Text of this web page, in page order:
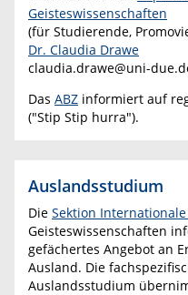
Geisteswissenschaften
(für Studierende,
Dr. Claudia Drawe
claudia.drawe@uni-
Das ABZ informiert auf
("Stip Stip hurra").
Auslandsstudium
Die Sektion
Geisteswissenschaften
gefächertes Angebot an
Ausland. Die
Auslandsstudium